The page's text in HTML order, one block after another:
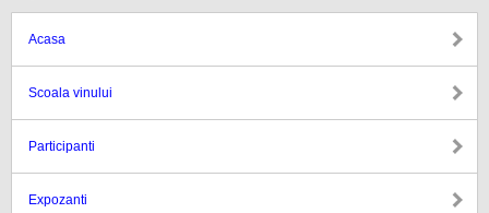
Acasa
Scoala vinului
Participanti
Expozanti